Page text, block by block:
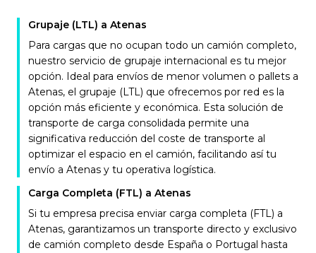
Grupaje (LTL) a Atenas
Para cargas que no ocupan todo un camión completo,
nuestro servicio de grupaje internacional es tu mejor
opción. Ideal para envíos de menor volumen o pallets a
Atenas, el grupaje (LTL) que ofrecemos por red es la
opción más eficiente y económica. Esta solución de
transporte de carga consolidada permite una
significativa reducción del coste de transporte al
optimizar el espacio en el camión, facilitando así tu
envío a Atenas y tu operativa logística.
Carga Completa (FTL) a Atenas
Si tu empresa precisa enviar carga completa (FTL) a
Atenas, garantizamos un transporte directo y exclusivo
de camión completo desde España o Portugal hasta